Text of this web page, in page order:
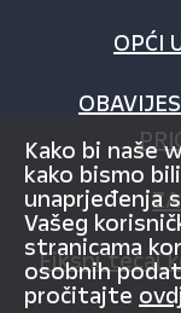
OPĆI
Fiksni tečaj
Kako bi naše
kako bismo
unaprjeđenja
Vašeg
stranicama
osobnih
pročitajte